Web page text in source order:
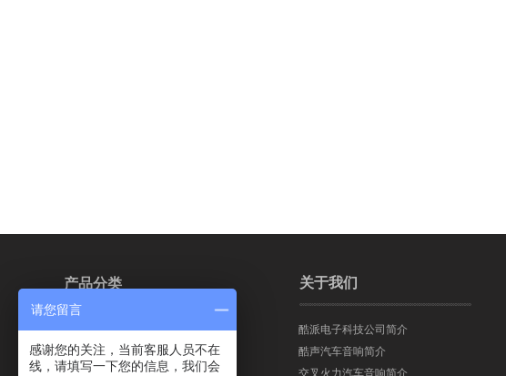
产品分类
交叉火力汽车音响
关于我们
酷派电子科技公司简介
酷声汽车音响简介
交叉火力汽车音响简介
请您留言
感谢您的关注，当前客服人员不在
线，请填写一下您的信息，我们会